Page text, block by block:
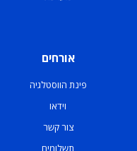
אורחים
פינת הווסטלגיה
וידאו
צור קשר
תשלומים